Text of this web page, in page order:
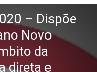
– Dispõe
Novo
da
direta e